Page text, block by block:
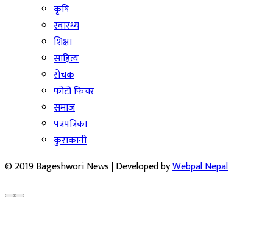
कृषि
स्वास्थ्य
शिक्षा
साहित्य
रोचक
फोटो फिचर
समाज
पत्रपत्रिका
कुराकानी
© 2019 Bageshwori News | Developed byWebpal Nepal